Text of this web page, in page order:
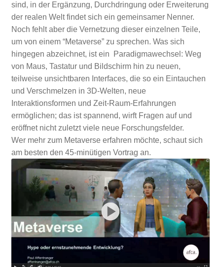
sind, in der Ergänzung, Durchdringung oder Erweiterung
der realen Welt findet sich ein gemeinsamer Nenner.
Noch fehlt aber die Vernetzung dieser einzelnen Teile,
um von einem “Metaverse” zu sprechen. Was sich
hingegen abzeichnet, ist ein Paradigmawechsel: Weg
von Maus, Tastatur und Bildschirm hin zu neuen,
teilweise unsichtbaren Interfaces, die so ein Eintauchen
und Verschmelzen in 3D-Welten, neue
Interaktionsformen und Zeit-Raum-Erfahrungen
ermöglichen; das ist spannend, wirft Fragen auf und
eröffnet nicht zuletzt viele neue Forschungsfelder.
Wer mehr zum Metaverse erfahren möchte, schaut sich
am besten den 45-minütigen Vortrag an.